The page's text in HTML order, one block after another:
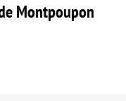
Montpoupon